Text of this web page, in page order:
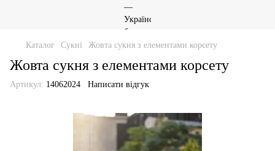
Каталог Сукні Жовта сукня з елементами корсету
Жовта сукня з елементами корсету
Артикул: 14062024 Написати відгук